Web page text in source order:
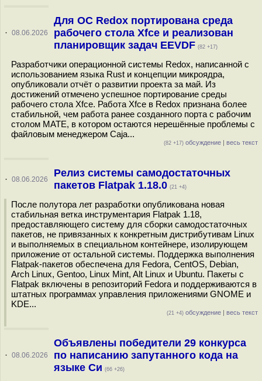
· 08.06.2026
Для ОС Redox портирована среда
рабочего стола Xfce и реализован
планировщик задач EEVDF (82 +17)
Разработчики операционной системы Redox, написанной с
использованием языка Rust и концепции микроядра,
опубликовали отчёт о развитии проекта за май. Из
достижений отмечено успешное портирование среды
рабочего стола Xfce. Работа Xfce в Redox признана более
стабильной, чем работа ранее созданного порта с рабочим
столом MATE, в котором остаются нерешённые проблемы с
файловым менеджером Caja...
(82 +17) обсуждение | весь текст
· 08.06.2026
Релиз системы самодостаточных
пакетов Flatpak 1.18.0 (21 +4)
После полутора лет разработки опубликована новая
стабильная ветка инструментария Flatpak 1.18,
предоставляющего систему для сборки самодостаточных
пакетов, не привязанных к конкретным дистрибутивам Linux
и выполняемых в специальном контейнере, изолирующем
приложение от остальной системы. Поддержка выполнения
Flatpak-пакетов обеспечена для Fedora, CentOS, Debian,
Arch Linux, Gentoo, Linux Mint, Alt Linux и Ubuntu. Пакеты с
Flatpak включены в репозиторий Fedora и поддерживаются в
штатных программах управления приложениями GNOME и
KDE...
(21 +4) обсуждение | весь текст
· 08.06.2026
Объявлены победители 29 конкурса
по написанию запутанного кода на
языке Си (66 +26)